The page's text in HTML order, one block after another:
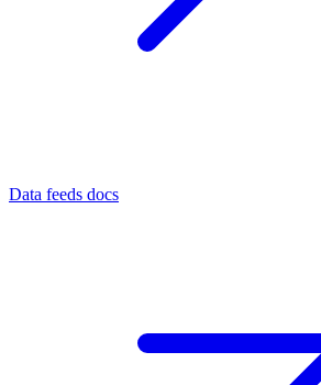
Data feeds docs